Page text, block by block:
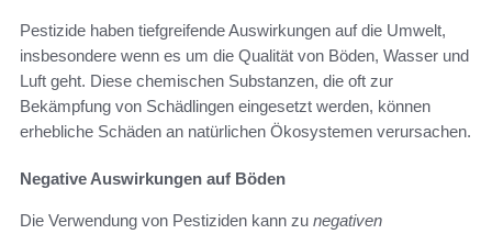
Pestizide haben tiefgreifende Auswirkungen auf die Umwelt,
insbesondere wenn es um die Qualität von Böden, Wasser und
Luft geht. Diese chemischen Substanzen, die oft zur
Bekämpfung von Schädlingen eingesetzt werden, können
erhebliche Schäden an natürlichen Ökosystemen verursachen.
Negative Auswirkungen auf Böden
Die Verwendung von Pestiziden kann zu negativen